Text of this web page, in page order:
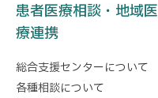
患者医療相談・地域医
療連携
総合支援センターについて
各種相談について